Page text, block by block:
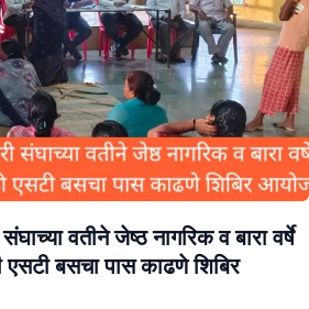
वतीने जेष्ठ नागरिक व बारा वर्षे
एसटी बसचा पास काढणे शिबिर